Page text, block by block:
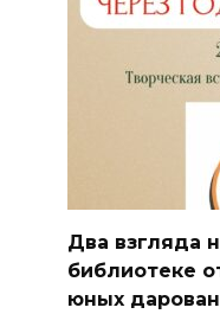
Два взгляда
библиотеке
юных